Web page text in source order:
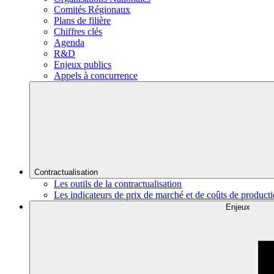
Comités Régionaux
Plans de filière
Chiffres clés
Agenda
R&D
Enjeux publics
Appels à concurrence
Contractualisation
Les outils de la contractualisation
Les indicateurs de prix de marché et de coûts de
Enjeux